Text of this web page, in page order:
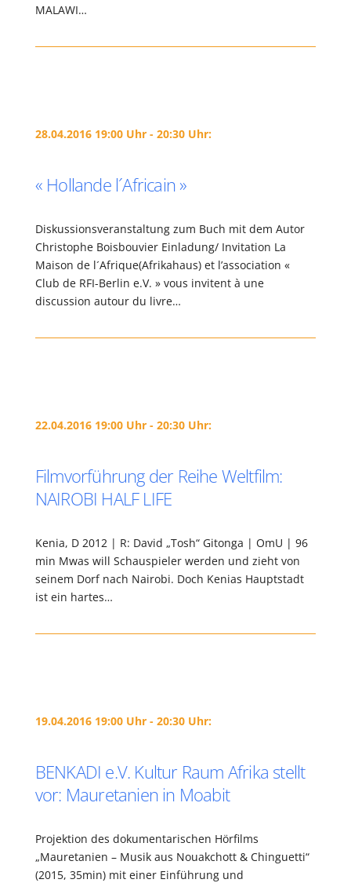
MALAWI…
28.04.2016 19:00 Uhr - 20:30 Uhr:
« Hollande l´Africain »
Diskussionsveranstaltung zum Buch mit dem Autor
Christophe Boisbouvier Einladung/ Invitation La
Maison de l´Afrique(Afrikahaus) et l’association «
Club de RFI-Berlin e.V. » vous invitent à une
discussion autour du livre…
22.04.2016 19:00 Uhr - 20:30 Uhr:
Filmvorführung der Reihe Weltfilm:
NAIROBI HALF LIFE
Kenia, D 2012 | R: David „Tosh“ Gitonga | OmU | 96
min Mwas will Schauspieler werden und zieht von
seinem Dorf nach Nairobi. Doch Kenias Hauptstadt
ist ein hartes…
19.04.2016 19:00 Uhr - 20:30 Uhr:
BENKADI e.V. Kultur Raum Afrika stellt
vor: Mauretanien in Moabit
Projektion des dokumentarischen Hörfilms
„Mauretanien – Musik aus Nouakchott & Chinguetti“
(2015, 35min) mit einer Einführung und